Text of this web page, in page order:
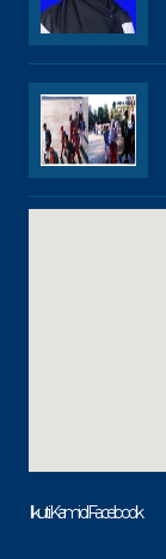
Ikuti Kami di Facebook